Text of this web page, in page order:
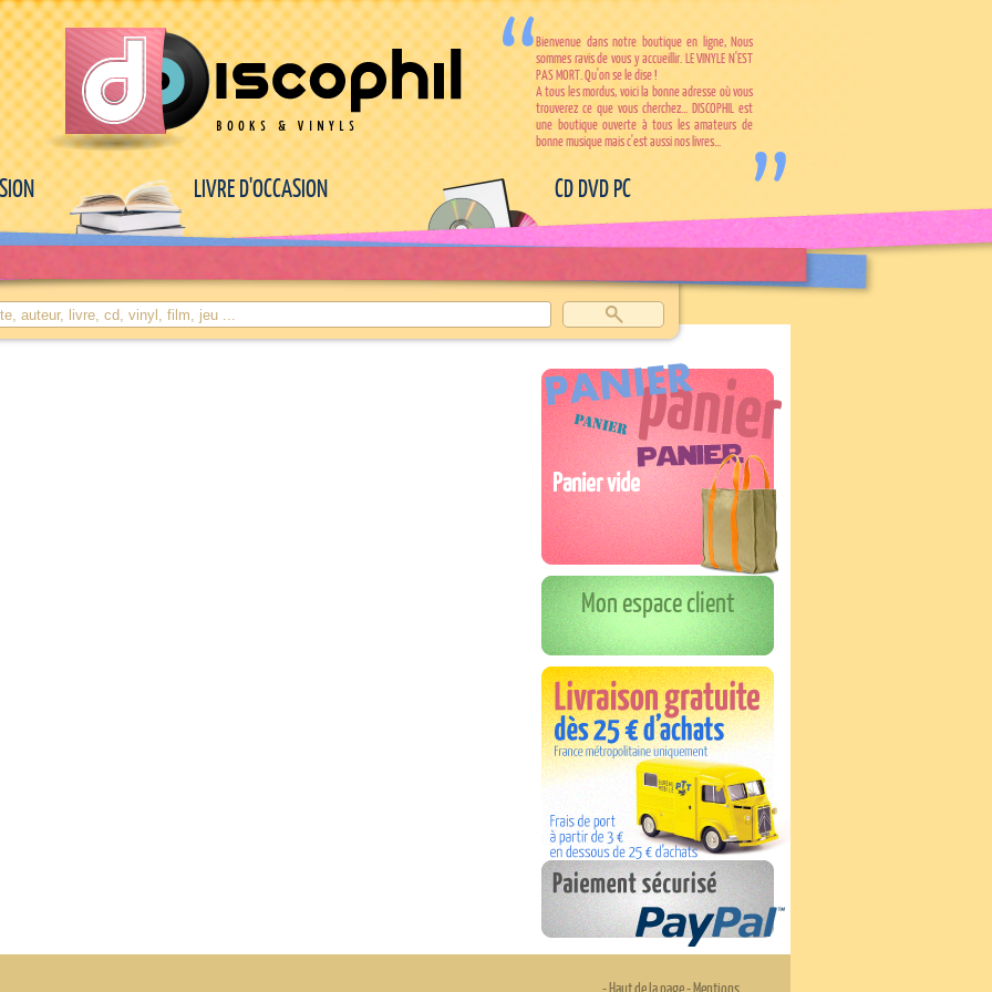
Bienvenue dans notre boutique en ligne, Nous
sommes ravis de vous y accueillir. LE VINYLE N'EST
PAS MORT. Qu'on se le dise !
A tous les mordus, voici la bonne adresse où vous
trouverez ce que vous cherchez... DISCOPHIL est
une boutique ouverte à tous les amateurs de
bonne musique mais c'est aussi nos livres...
LIVRE D'OCCASION CD DVD PC
Panier vide
Mon espace client
-Haut de la page-Mentions